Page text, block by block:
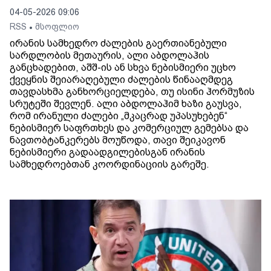
04-05-2026 09:06
RSS • მსოფლიო
ირანის სამხედრო ძალების გაერთიანებული
სარდლობის მეთაურის, ალი აბდოლაჰის
განცხადებით, აშშ-ის ან სხვა ნებისმიერი უცხო
ქვეყნის შეიარაღებული ძალების წინააღმდეგ
თავდასხმა განხორციელდება, თუ ისინი ჰორმუზის
სრუტეში შევლენ. ალი აბდოლაჰიმ ხაზი გაუსვა,
რომ ირანული ძალები „მკაცრად უპასუხებენ“
ნებისმიერ საფრთხეს და კომერციულ გემებსა და
ნავთობტანკერებს მოუწოდა, თავი შეიკავონ
ნებისმიერი გადაადგილებისგან ირანის
სამხედროებთან კოორდინაციის გარეშე.